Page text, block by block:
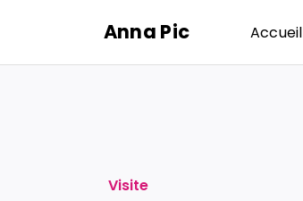
contenu
Anna Pic Accueil
Visite